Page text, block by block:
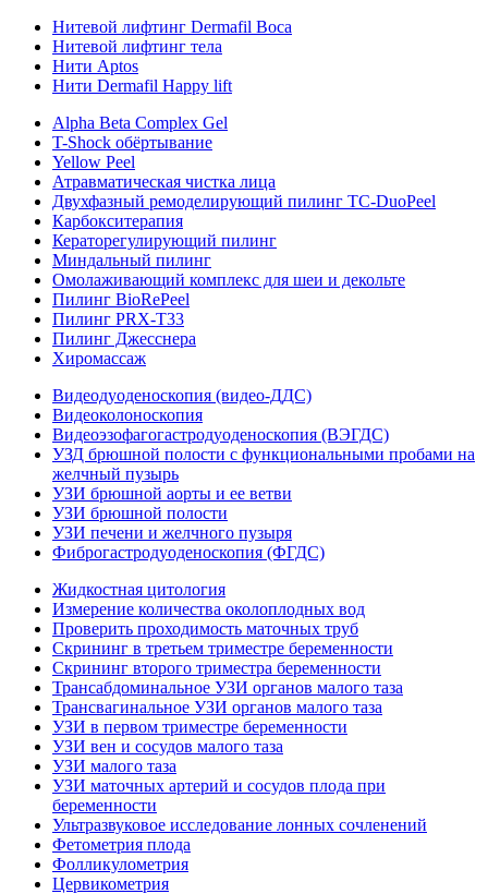
Нитевой лифтинг Dermafil Boca
Нитевой лифтинг тела
Нити Aptos
Нити Dermafil Happy lift
Alpha Beta Complex Gel
T-Shock обёртывание
Yellow Peel
Атравматическая чистка лица
Двухфазный ремоделирующий пилинг TC-DuoPeel
Карбокситерапия
Кераторегулирующий пилинг
Миндальный пилинг
Омолаживающий комплекс для шеи и декольте
Пилинг BioRePeel
Пилинг PRX-T33
Пилинг Джесснера
Хиромассаж
Видеодуоденоскопия (видео-ДДС)
Видеоколоноскопия
Видеоэзофагогастродуоденоскопия (ВЭГДС)
УЗД брюшной полости с функциональными пробами на
желчный пузырь
УЗИ брюшной аорты и ее ветви
УЗИ брюшной полости
УЗИ печени и желчного пузыря
Фиброгастродуоденоскопия (ФГДС)
Жидкостная цитология
Измерение количества околоплодных вод
Проверить проходимость маточных труб
Скрининг в третьем триместре беременности
Скрининг второго триместра беременности
Трансабдоминальное УЗИ органов малого таза
Трансвагинальное УЗИ органов малого таза
УЗИ в первом триместре беременности
УЗИ вен и сосудов малого таза
УЗИ малого таза
УЗИ маточных артерий и сосудов плода при
беременности
Ультразвуковое исследование лонных сочленений
Фетометрия плода
Фолликулометрия
Цервикометрия